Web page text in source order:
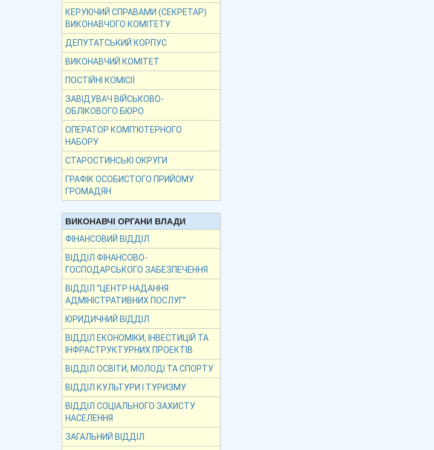
КЕРУЮЧИЙ СПРАВАМИ (СЕКРЕТАР)
ВИКОНАВЧОГО КОМІТЕТУ
ДЕПУТАТСЬКИЙ КОРПУС
ВИКОНАВЧИЙ КОМІТЕТ
ПОСТІЙНІ КОМІСІЇ
ЗАВІДУВАЧ ВІЙСЬКОВО-
ОБЛІКОВОГО БЮРО
ОПЕРАТОР КОМП’ЮТЕРНОГО
НАБОРУ
СТАРОСТИНСЬКІ ОКРУГИ
ГРАФІК ОСОБИСТОГО ПРИЙОМУ
ГРОМАДЯН
ВИКОНАВЧІ ОРГАНИ ВЛАДИ
ФІНАНСОВИЙ ВІДДІЛ
ВІДДІЛ ФІНАНСОВО-
ГОСПОДАРСЬКОГО ЗАБЕЗПЕЧЕННЯ
ВІДДІЛ “ЦЕНТР НАДАННЯ
АДМІНІСТРАТИВНИХ ПОСЛУГ”
ЮРИДИЧНИЙ ВІДДІЛ
ВІДДІЛ ЕКОНОМІКИ, ІНВЕСТИЦІЙ ТА
ІНФРАСТРУКТУРНИХ ПРОЕКТІВ
ВІДДІЛ ОСВІТИ, МОЛОДІ ТА СПОРТУ
ВІДДІЛ КУЛЬТУРИ І ТУРИЗМУ
ВІДДІЛ СОЦІАЛЬНОГО ЗАХИСТУ
НАСЕЛЕННЯ
ЗАГАЛЬНИЙ ВІДДІЛ